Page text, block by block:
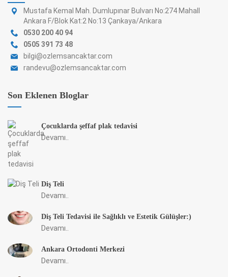
Mustafa Kemal Mah. Dumlupınar Bulvarı No:274 Mahall
Ankara F/Blok Kat:2 No:13 Çankaya/Ankara
0530 200 40 94
0505 391 73 48
bilgi@ozlemsancaktar.com
randevu@ozlemsancaktar.com
Son Eklenen Bloglar
Çocuklarda şeffaf plak tedavisi
Devamı..
Diş Teli
Devamı..
Diş Teli Tedavisi ile Sağlıklı ve Estetik Gülüşler:)
Devamı..
Ankara Ortodonti Merkezi
Devamı..